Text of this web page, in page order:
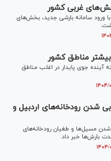
غربی کشور
ورود سامانه بارشی جدید، بخش‌های
مناطق کشور
آینده جوی پایدار در اغلب مناطق
شدن رودخانه‌های اردبیل و
مسیل‌ها و طغیان رودخانه‌های
بارش‌ها خبر داد.